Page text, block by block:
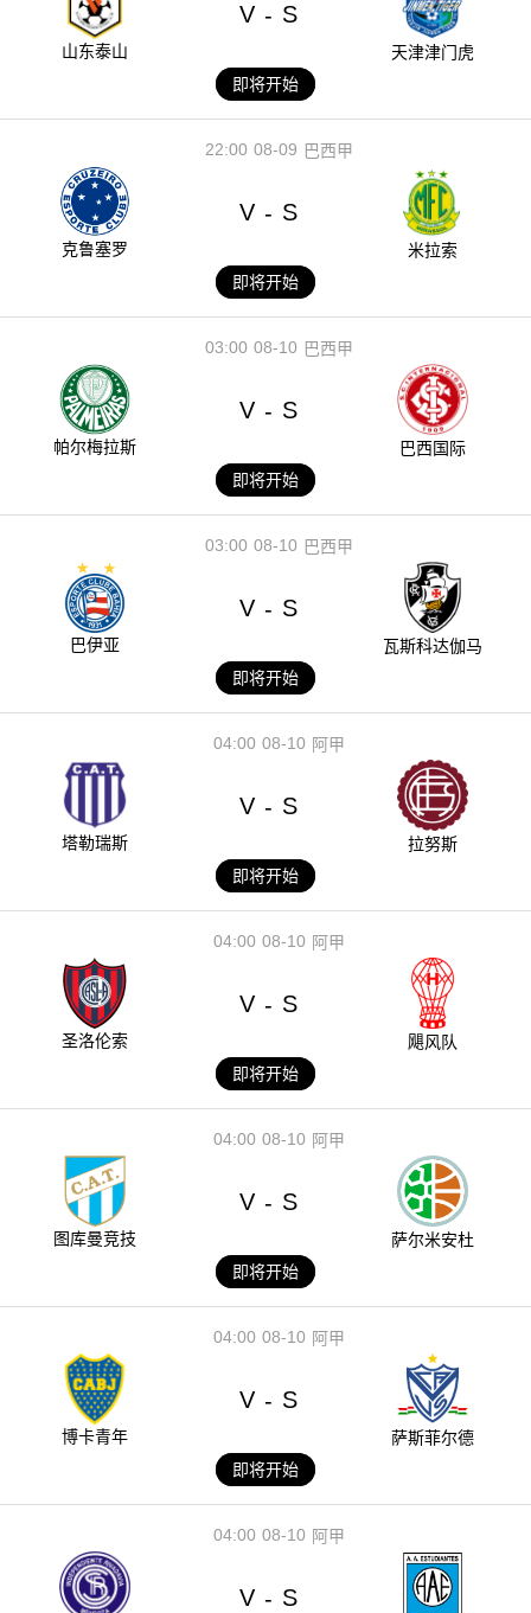
山东泰山
V - S
天津津门虎
即将开始
08-09
22:00 巴西甲
克鲁塞罗
V - S
米拉索
即将开始
08-10
03:00 巴西甲
帕尔梅拉斯
V - S
巴西国际
即将开始
08-10
03:00 巴西甲
巴伊亚
V - S
瓦斯科达伽马
即将开始
08-10
04:00 阿甲
塔勒瑞斯
V - S
拉努斯
即将开始
08-10
04:00 阿甲
圣洛伦索
V - S
飓风队
即将开始
08-10
04:00 阿甲
图库曼竞技
V - S
萨尔米安杜
即将开始
08-10
04:00 阿甲
博卡青年
V - S
萨斯菲尔德
即将开始
08-10
04:00 阿甲
V - S